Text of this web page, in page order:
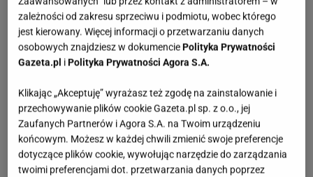
zależności od zakresu sprzeciwu i podmiotu, wobec którego
jest kierowany. Więcej informacji o przetwarzaniu danych
osobowych znajdziesz w dokumenciePolityka Prywatności
Gazeta.pl iPolityka Prywatności Agora S.A.
Klikając „Akceptuję” wyrażasz też zgodę na zainstalowanie i
przechowywanie plików cookie Gazeta.pl sp. z o.o., jej
Zaufanych Partnerów i Agora S.A. na Twoim urządzeniu
końcowym. Możesz w każdej chwili zmienić swoje preferencje
dotyczące plików cookie, wywołując narzędzie do zarządzania
twoimi preferencjami dot. przetwarzania danych poprzez